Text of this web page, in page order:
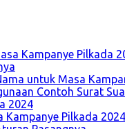
Kampanye Pilkada
untuk Masa
Contoh Surat
2024
Kampanye Pilkada